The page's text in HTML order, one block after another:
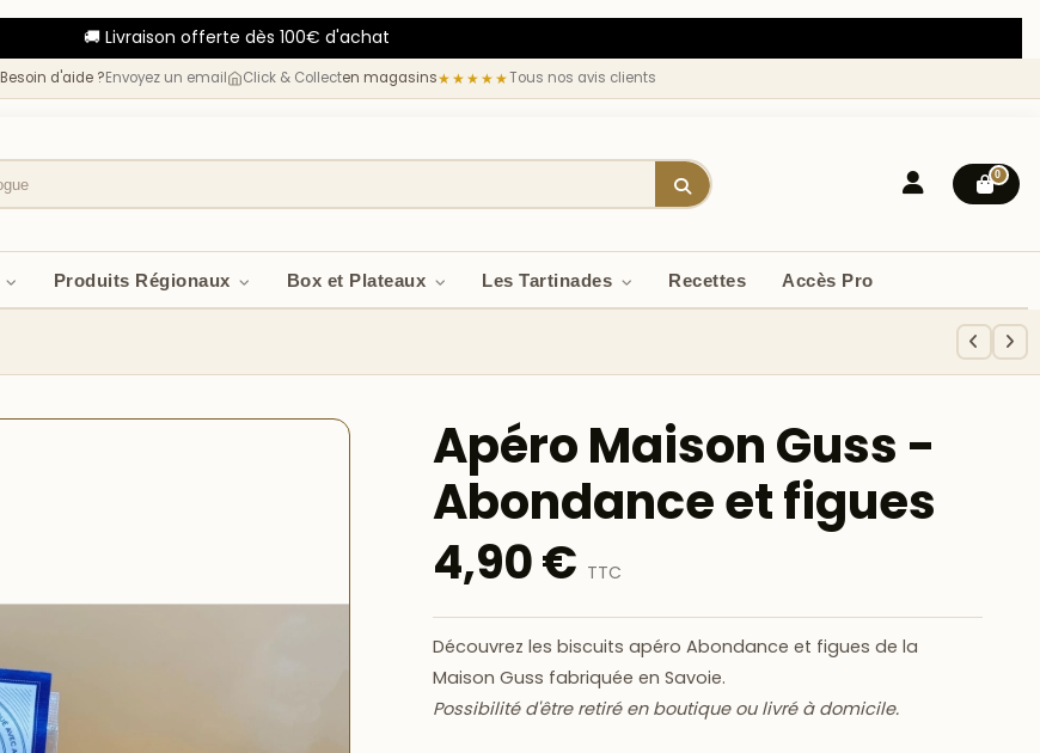
🚚 Livraison offerte dès 100€ d'achat
Besoin d'aide ?Envoyez un email Click & Collecten magasins★★★★★Tous nos avis clients
0
Produits Régionaux Box et Plateaux Les Tartinades Recettes Accès Pro
Apéro Maison Guss -
Abondance et figues
4,90 € TTC
Découvrezles biscuits apéro Abondance et figues de la
Maison Guss fabriquée en Savoie.
Possibilité d'être retiré en boutique ou livré à domicile.